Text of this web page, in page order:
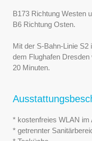
B173 Richtung Westen
B6 Richtung Osten.
Mit der S-Bahn-Linie
dem Flughafen
20 Minuten.
* kostenfreies WLAN im
* getrennter